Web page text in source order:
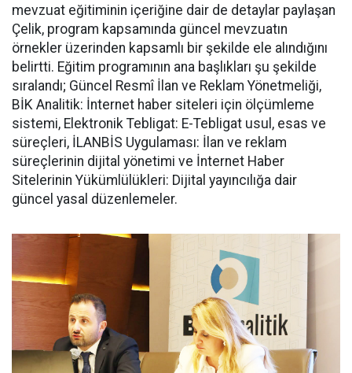
mevzuat eğitiminin içeriğine dair de detaylar paylaşan
Çelik, program kapsamında güncel mevzuatın
örnekler üzerinden kapsamlı bir şekilde ele alındığını
belirtti. Eğitim programının ana başlıkları şu şekilde
sıralandı; Güncel Resmî İlan ve Reklam Yönetmeliği,
BİK Analitik: İnternet haber siteleri için ölçümleme
sistemi, Elektronik Tebligat: E-Tebligat usul, esas ve
süreçleri, İLANBİS Uygulaması: İlan ve reklam
süreçlerinin dijital yönetimi ve İnternet Haber
Sitelerinin Yükümlülükleri: Dijital yayıncılığa dair
güncel yasal düzenlemeler.